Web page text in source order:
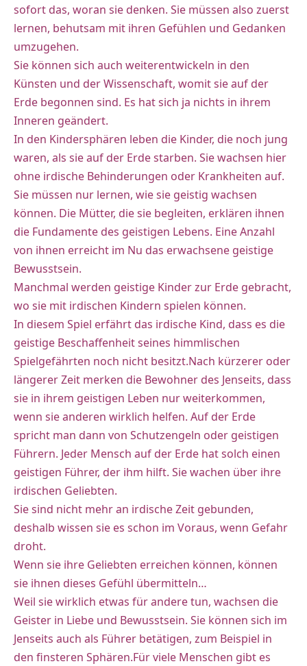
sofort das, woran sie denken. Sie müssen also zuerst
lernen, behutsam mit ihren Gefühlen und Gedanken
umzugehen.
Sie können sich auch weiterentwickeln in den
Künsten und der Wissenschaft, womit sie auf der
Erde begonnen sind. Es hat sich ja nichts in ihrem
Inneren geändert.
In den Kindersphären leben die Kinder, die noch jung
waren, als sie auf der Erde starben. Sie wachsen hier
ohne irdische Behinderungen oder Krankheiten auf.
Sie müssen nur lernen, wie sie geistig wachsen
können. Die Mütter, die sie begleiten, erklären ihnen
die Fundamente des geistigen Lebens. Eine Anzahl
von ihnen erreicht im Nu das erwachsene geistige
Bewusstsein.
Manchmal werden geistige Kinder zur Erde gebracht,
wo sie mit irdischen Kindern spielen können.
In diesem Spiel erfährt das irdische Kind, dass es die
geistige Beschaffenheit seines himmlischen
Spielgefährten noch nicht besitzt.Nach kürzerer oder
längerer Zeit merken die Bewohner des Jenseits, dass
sie in ihrem geistigen Leben nur weiterkommen,
wenn sie anderen wirklich helfen. Auf der Erde
spricht man dann von Schutzengeln oder geistigen
Führern. Jeder Mensch auf der Erde hat solch einen
geistigen Führer, der ihm hilft. Sie wachen über ihre
irdischen Geliebten.
Sie sind nicht mehr an irdische Zeit gebunden,
deshalb wissen sie es schon im Voraus, wenn Gefahr
droht.
Wenn sie ihre Geliebten erreichen können, können
sie ihnen dieses Gefühl übermitteln…
Weil sie wirklich etwas für andere tun, wachsen die
Geister in Liebe und Bewusstsein. Sie können sich im
Jenseits auch als Führer betätigen, zum Beispiel in
den finsteren Sphären.Für viele Menschen gibt es